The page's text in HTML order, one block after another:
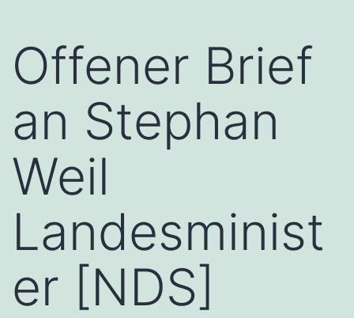
Offener Brief
an Stephan
Weil
Landesminist
er [NDS]